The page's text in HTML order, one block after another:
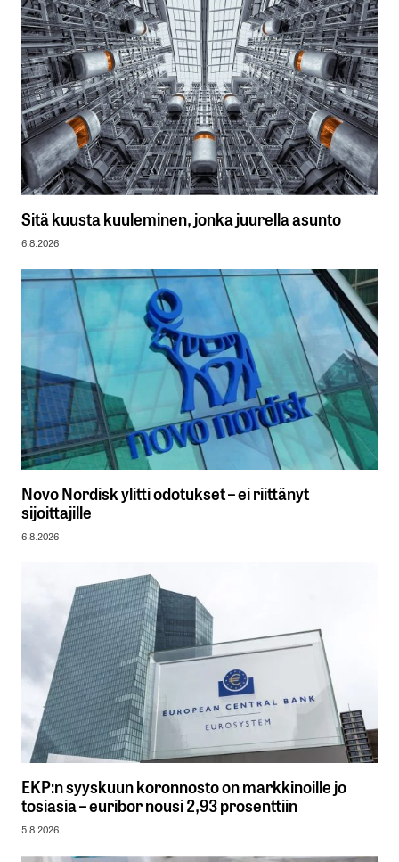
Sitä kuusta kuuleminen, jonka juurella asunto
6.8.2026
Novo Nordisk ylitti odotukset – ei riittänyt
sijoittajille
6.8.2026
EKP:n syyskuun koronnosto on markkinoille jo
tosiasia – euribor nousi 2,93 prosenttiin
5.8.2026